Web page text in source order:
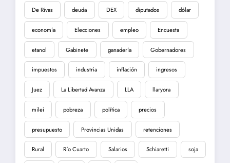
De Rivas deuda DEX diputados dólar
economía Elecciones empleo Encuesta
etanol Gabinete ganadería Gobernadores
impuestos industria inflación ingresos
Juez La Libertad Avanza LLA llaryora
milei pobreza política precios
presupuesto Provincias Unidas retenciones
Rural Río Cuarto Salarios Schiaretti soja